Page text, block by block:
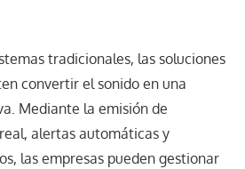
tradicionales, las soluciones
convertir el sonido en una
Mediante la emisión de
alertas automáticas y
las empresas pueden gestionar